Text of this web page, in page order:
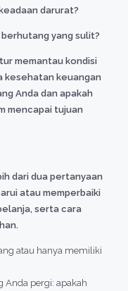
darurat?
yang sulit?
memantau kondisi
kesehatan keuangan
Anda dan apakah
mencapai tujuan
dari dua pertanyaan
atau memperbaiki
serta cara
atau hanya memiliki
Anda pergi: apakah